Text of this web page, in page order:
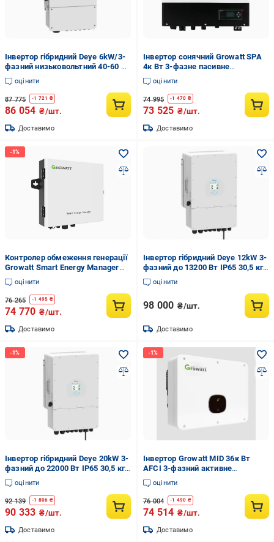
Інвертор гібридний Deye 6kW/3-
фазний низьковольтний 40-60 В
самоадаптація до BMS 33,6 кг
(603512)
оцінити
87 775 -1 721 ₴
86 054 ₴/шт.
Доставимо
Інвертор сонячний Growatt SPA
4к Вт 3-фазне пасивне
охолодження 28 кг (603316)
оцінити
74 995 -1 470 ₴
73 525 ₴/шт.
Доставимо
Контролер обмеження генерації
Growatt Smart Energy Manager
1MW до 10 інверторів 380В-480В
250 А (603355)
оцінити
76 265 -1 495 ₴
74 770 ₴/шт.
Доставимо
Інвертор гібридний Deye 12kW 3-
фазний до 13200 Вт IP65 30,5 кг
(603363)
оцінити
98 000 ₴/шт.
Доставимо
Інвертор гібридний Deye 20kW 3-
фазний до 22000 Вт IP65 30,5 кг
(603514)
оцінити
92 139 -1 806 ₴
90 333 ₴/шт.
Доставимо
Інвертор Growatt MID 36к Вт
AFCI 3-фазний активне
охолодження 31 кг (603412)
оцінити
76 004 -1 490 ₴
74 514 ₴/шт.
Доставимо